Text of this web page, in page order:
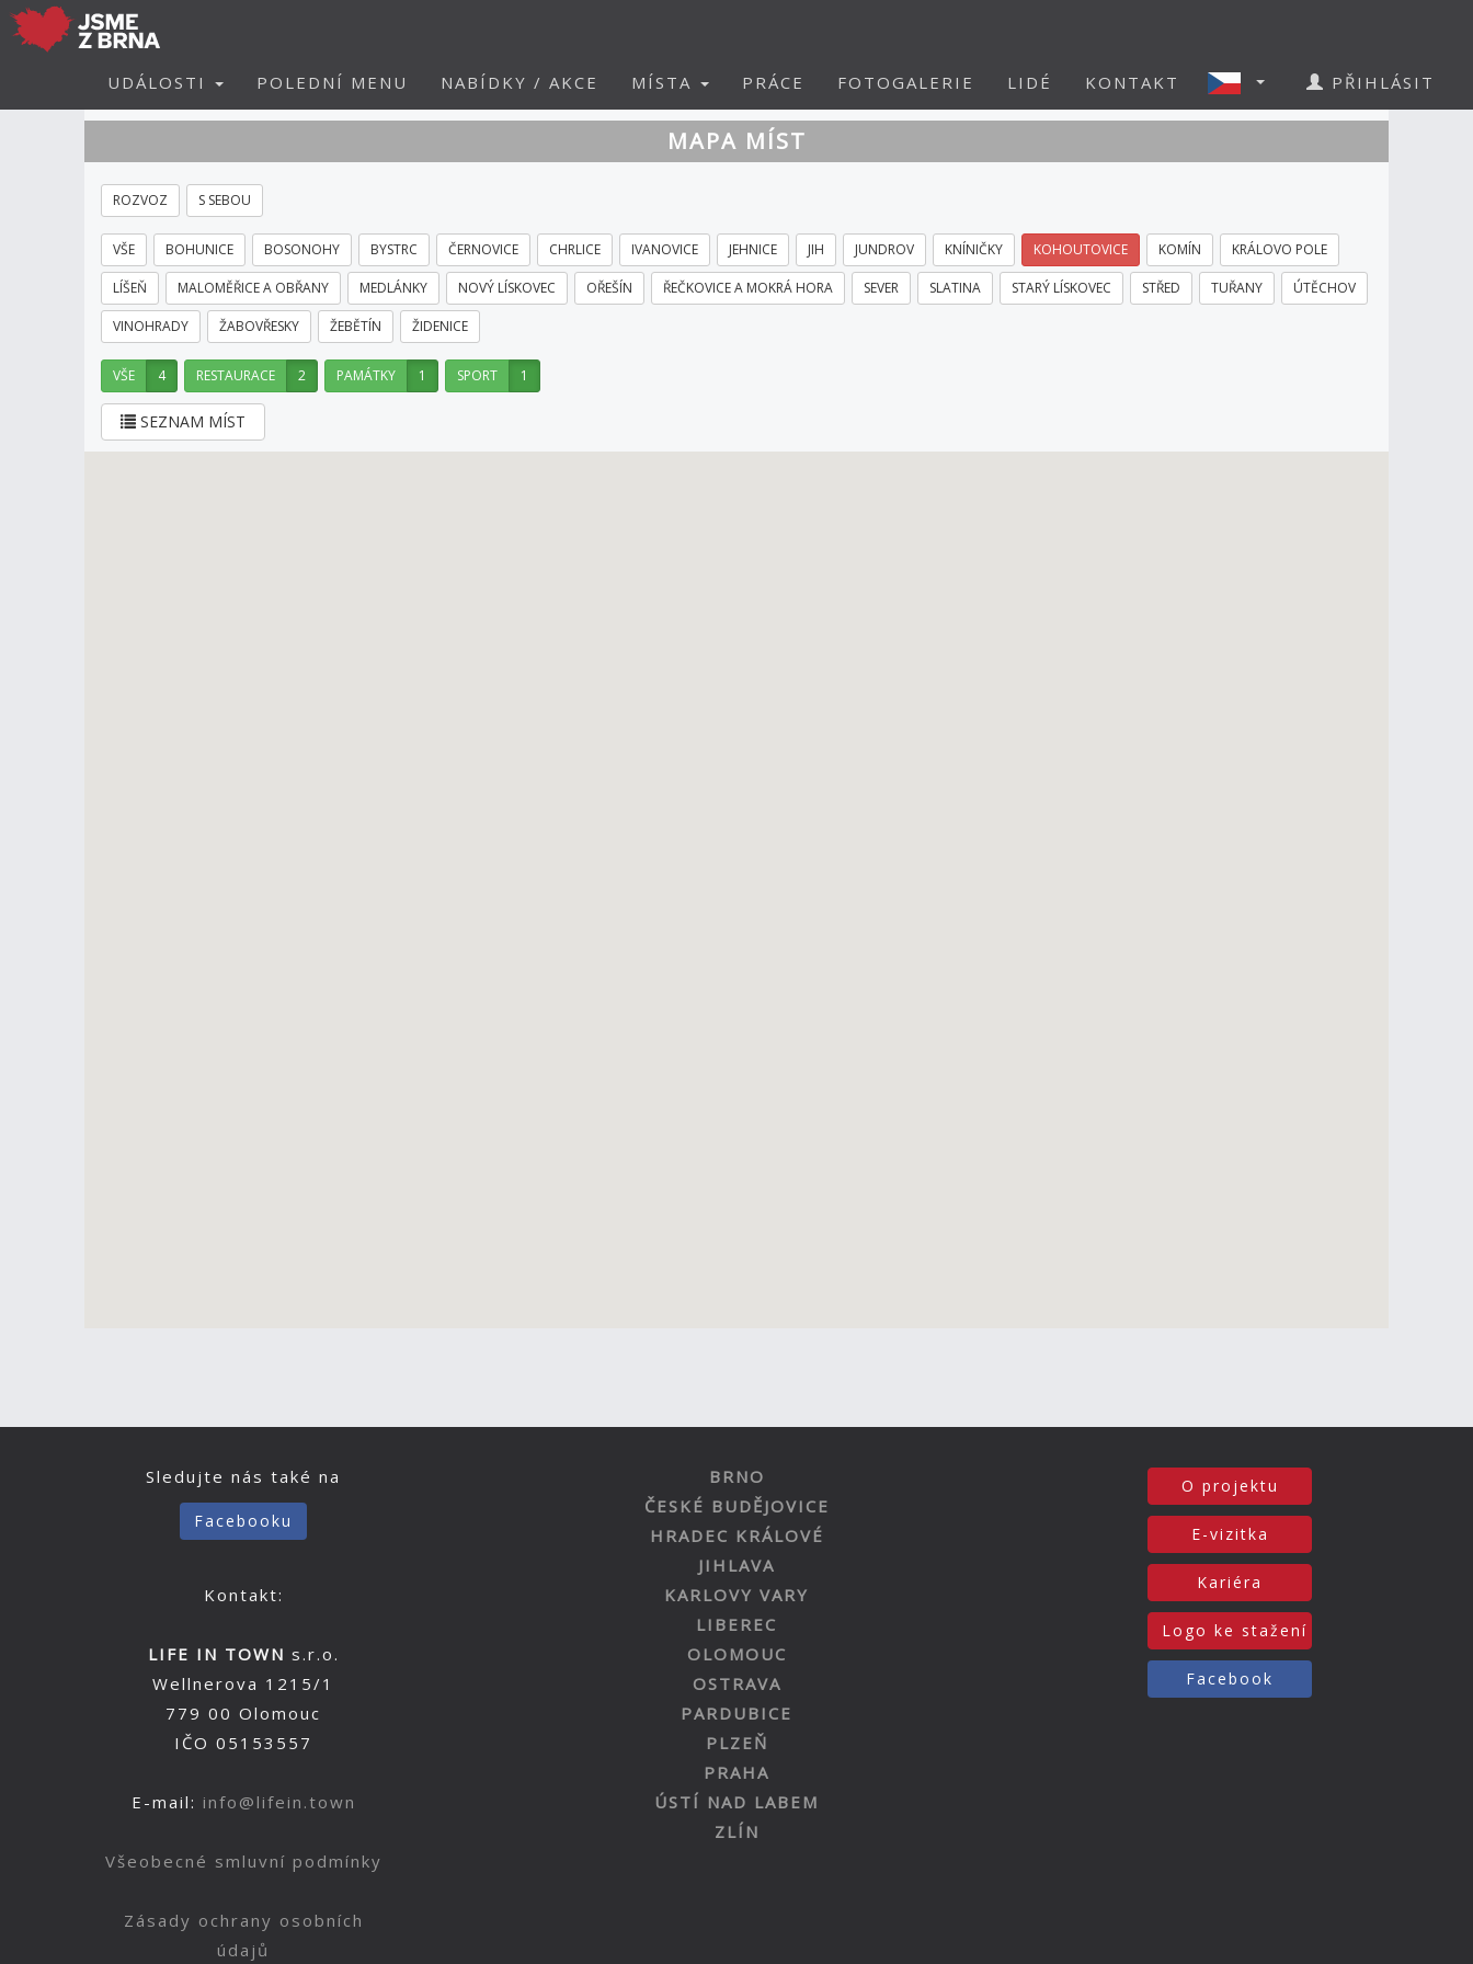
UDÁLOSTI POLEDNÍ MENU NABÍDKY / AKCE MÍSTA PRÁCE FOTOGALERIE LIDÉ KONTAKT PŘIHLÁSIT
MAPA MÍST
ROZVOZ S SEBOU
VŠE BOHUNICE BOSONOHY BYSTRC ČERNOVICE CHRLICE IVANOVICE JEHNICE JIH JUNDROV KNÍNIČKY KOHOUTOVICE KOMÍN KRÁLOVO POLE
LÍŠEŇ MALOMĚŘICE A OBŘANY MEDLÁNKY NOVÝ LÍSKOVEC OŘEŠÍN ŘEČKOVICE A MOKRÁ HORA SEVER SLATINA STARÝ LÍSKOVEC STŘED TUŘANY ÚTĚCHOV
VINOHRADY ŽABOVŘESKY ŽEBĚTÍN ŽIDENICE
VŠE 4 RESTAURACE 2 PAMÁTKY 1 SPORT 1
SEZNAM MÍST
Sledujte nás také na
Facebooku
Kontakt:
LIFE IN TOWN s.r.o.
Wellnerova 1215/1
779 00 Olomouc
IČO 05153557
E-mail: info@lifein.town
Všeobecné smluvní podmínky
Zásady ochrany osobních
údajů
BRNO
ČESKÉ BUDĚJOVICE
HRADEC KRÁLOVÉ
JIHLAVA
KARLOVY VARY
LIBEREC
OLOMOUC
OSTRAVA
PARDUBICE
PLZEŇ
PRAHA
ÚSTÍ NAD LABEM
ZLÍN
O projektu
E-vizitka
Kariéra
Logo ke stažení
Facebook